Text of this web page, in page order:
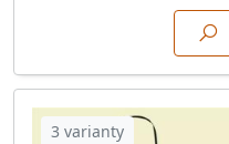
3 varianty